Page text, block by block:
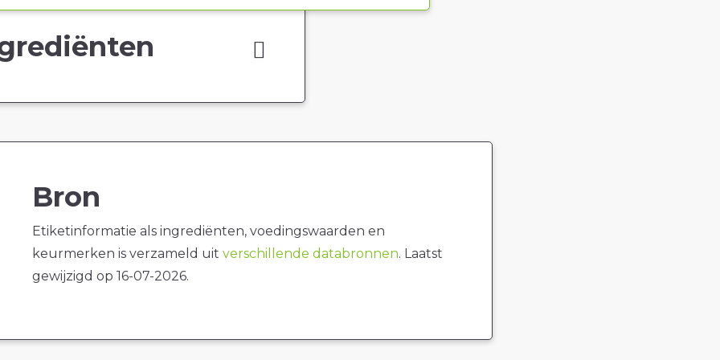
Bron
Etiketinformatie als ingrediënten, voedingswaarden en
keurmerken is verzameld uit verschillende databronnen. Laatst
gewijzigd op 16-07-2026.